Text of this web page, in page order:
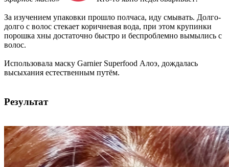
За изучением упаковки прошло полчаса, иду смывать. Долго-
долго с волос стекает коричневая вода, при этом крупинки
порошка хны достаточно быстро и беспроблемно вымылись с
волос.
Использовала маску Garnier Superfood Алоэ, дождалась
высыхания естественным путём.
Результат